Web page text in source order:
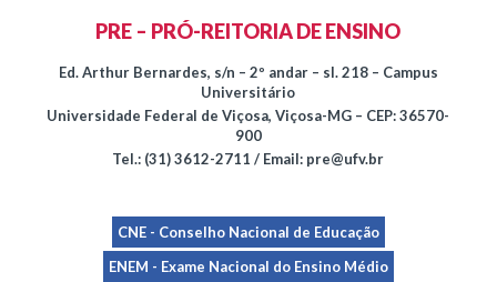
PRE – PRÓ-REITORIA DE ENSINO
Ed. Arthur Bernardes, s/n – 2º andar – sl. 218 – Campus
Universitário
Universidade Federal de Viçosa, Viçosa-MG – CEP: 36570-
900
Tel.: (31) 3612-2711 / Email: pre@ufv.br
CNE - Conselho Nacional de Educação
ENEM - Exame Nacional do Ensino Médio